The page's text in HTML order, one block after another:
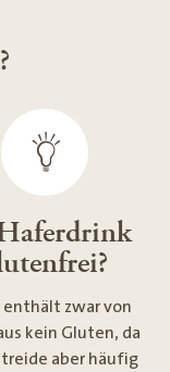
enthält zwar von
kein Gluten, da
aber häufig